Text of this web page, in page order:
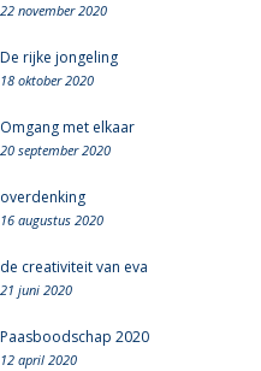
22 november 2020
De rijke jongeling
18 oktober 2020
Omgang met elkaar
20 september 2020
overdenking
16 augustus 2020
de creativiteit van eva
21 juni 2020
Paasboodschap 2020
12 april 2020